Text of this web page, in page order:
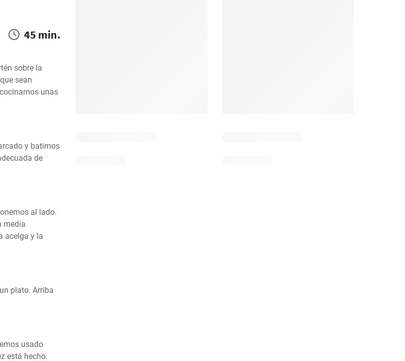
45 min.
sobre la
sean
unas
y batimos
de
al lado.
media
acelga y la
plato. Arriba
usado
está hecho.